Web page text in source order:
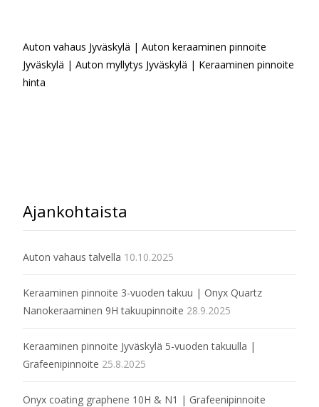
Auton vahaus Jyväskylä | Auton keraaminen pinnoite
Jyväskylä | Auton myllytys Jyväskylä | Keraaminen pinnoite
hinta
Ajankohtaista
Auton vahaus talvella 10.10.2025
Keraaminen pinnoite 3-vuoden takuu | Onyx Quartz
Nanokeraaminen 9H takuupinnoite 28.9.2025
Keraaminen pinnoite Jyväskylä 5-vuoden takuulla |
Grafeenipinnoite 25.8.2025
Onyx coating graphene 10H & N1 | Grafeenipinnoite